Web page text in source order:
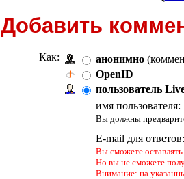
Добавить
Как: анонимно
OpenID
пользователь
имя пользователя:
Вы должны
E-mail для
Вы сможете
Но вы не сможете
Внимание: на